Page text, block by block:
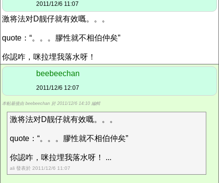
2011/12/6 11:07
激将法对D靓仔就有效嘅。。。
quote：“。。。膠性就不相伯仲矣”
你認咋，咪拉埋我落水呀！
beebeechan
2011/12/6 12:07
本帖最後由 beebeechan 於 2011/12/6 14:10 編輯
激将法对D靓仔就有效嘅。。。
quote：“。。。膠性就不相伯仲矣”
你認咋，咪拉埋我落水呀！ ...
ali 發表於 2011/12/6 11:07